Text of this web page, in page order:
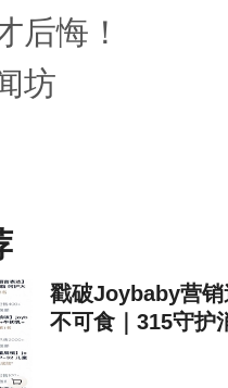
后悔！
坊
戳破Joybaby营销
不可食｜315守护